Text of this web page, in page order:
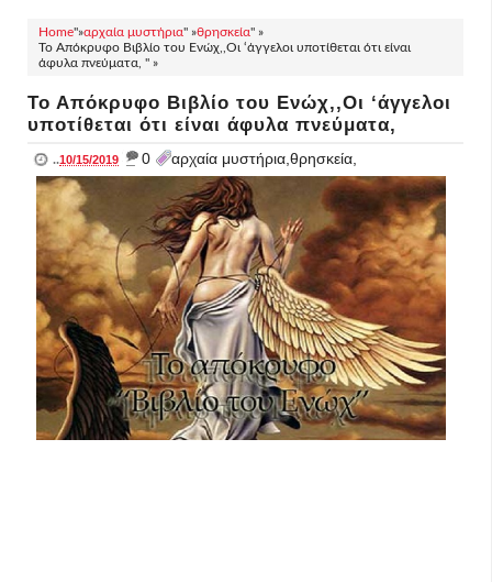
Home"»αρχαία μυστήρια" »θρησκεία" »
Το Απόκρυφο Βιβλίο του Ενώχ,,Οι ‘άγγελοι υποτίθεται ότι είναι
άφυλα πνεύματα, " »
Το Απόκρυφο Βιβλίο του Ενώχ,,Οι ‘άγγελοι
υποτίθεται ότι είναι άφυλα πνεύματα,
..10/15/2019 _ 0 αρχαία μυστήρια,θρησκεία,